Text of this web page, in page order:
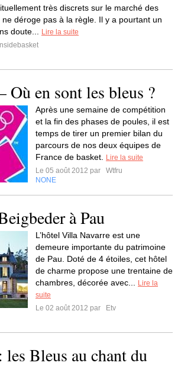
très discrets sur le marché des
déroge pas à la règle. Il y a pourtant un
doute...
Lire la suite
Insidebasket
Où en sont les bleus ?
Après une semaine de compétition
et la fin des phases de poules, il est
temps de tirer un premier bilan du
parcours de nos deux équipes de
France de basket.
Lire la suite
Le 05 août 2012 par
Wtfru
NONE
à Pau
L’hôtel Villa Navarre est une
demeure importante du patrimoine
de Pau. Doté de 4 étoiles, cet hôtel
de charme propose une trentaine de
chambres, décorée avec...
Lire la
suite
Le 02 août 2012 par
Etv
les Bleus au chant du